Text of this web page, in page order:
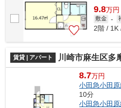
9.8万円
敷金 -
2階 / 1K
賃貸 | アパート 川崎市麻生区多摩
8.7万円
小田急小田原
10分
小田急小田原